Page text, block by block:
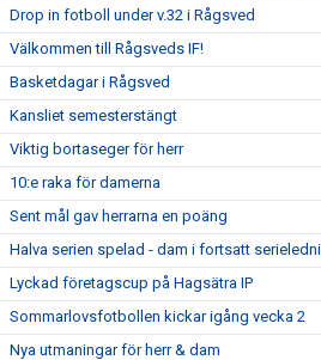
Drop in fotboll under v.32 i Rågsved
Välkommen till Rågsveds IF!
Basketdagar i Rågsved
Kansliet semesterstängt
Viktig bortaseger för herr
10:e raka för damerna
Sent mål gav herrarna en poäng
Halva serien spelad - dam i fortsatt
Lyckad företagscup på Hagsätra IP
Sommarlovsfotbollen kickar igång vecka 2
Nya utmaningar för herr & dam